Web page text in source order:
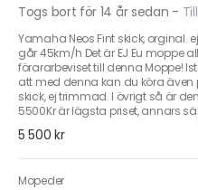
Togs bort för 14 år sedan -
Yamaha Neos Fint skick, orginal.
går 45km/h Det är EJ Eu moppe
förararbeviset till denna Moppe!
att med denna kan du köra
skick, ej trimmad. I övrigt så är
5500Kr är lägsta priset, annars
5 500 kr
Mopeder